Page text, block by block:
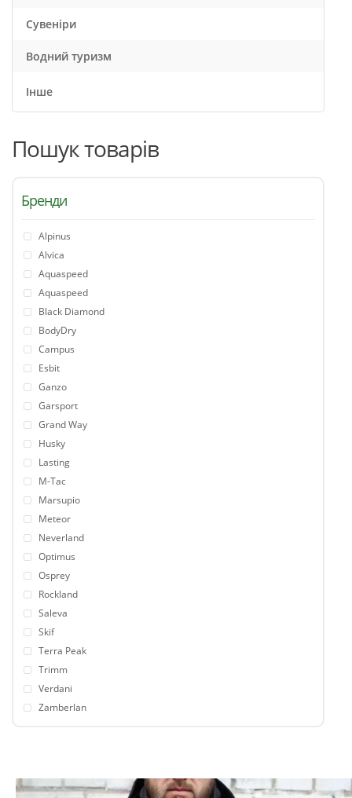
Сувеніри
Водний туризм
Інше
Пошук товарів
Бренди
Alpinus
Alvica
Aquaspeed
Aquaspeed
Black Diamond
BodyDry
Campus
Esbit
Ganzo
Garsport
Grand Way
Husky
Lasting
M-Tac
Marsupio
Meteor
Neverland
Optimus
Osprey
Rockland
Saleva
Skif
Terra Peak
Trimm
Verdani
Zamberlan